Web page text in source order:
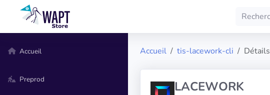
Accueil
Preprod
Accueil tis-lacework-cli Détails
LACEWORK